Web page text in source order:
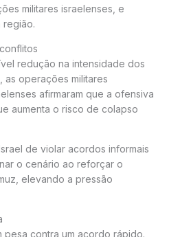
militares israelenses, e
região.
redução na intensidade dos
as operações militares
afirmaram que a ofensiva
aumenta o risco de colapso
de violar acordos informais
o cenário ao reforçar o
, elevando a pressão
pesa contra um acordo rápido.